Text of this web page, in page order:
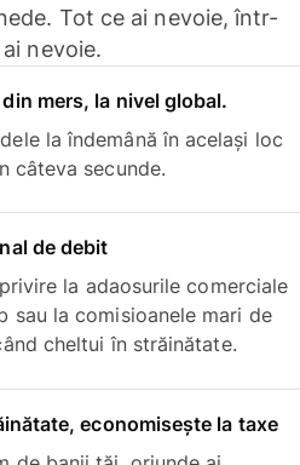
Tot ce ai nevoie, într-
nevoie.
mers, la nivel global.
la îndemână în același loc
câteva secunde.
de debit
la adaosurile comerciale
sau la comisioanele mari de
cheltui în străinătate.
economisește la taxe